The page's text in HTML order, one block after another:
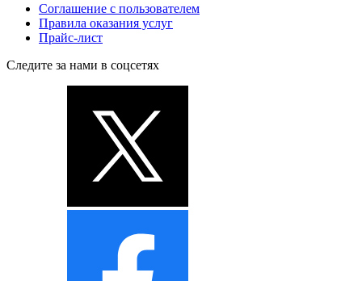
Соглашение с пользователем
Правила оказания услуг
Прайс-лист
Следите за нами в соцсетях